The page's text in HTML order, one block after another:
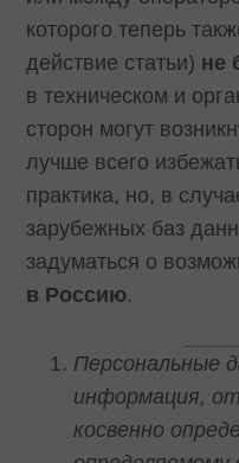
которого теперь
действие статьи) не
в техническом и
сторон могут
лучше всего
практика, но, в
зарубежных баз
задуматься о
в Россию.
Персональные
информация,
косвенно